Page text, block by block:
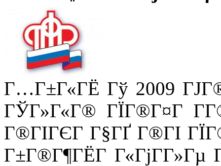
Г…Г±Г«ГЁ Гў 2009
ГЎГ»Г«Г® ГЇГ®Г¤Г
Г®ГІГЄГ Г§ГҐ Г®ГІ
Г±Г®Г¶ГЁГ Г«ГјГ­Г»Гµ